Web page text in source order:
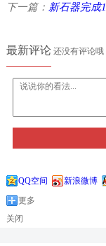
下一篇： 新石器完成
最新评论还没有评论哦
QQ空间 新浪微博
更多
关闭